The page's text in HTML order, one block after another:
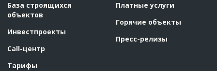
База строящихся
объектов
Инвестпроекты
Call-центр
Тарифы
Платные услуги
Горячие объекты
Пресс-релизы